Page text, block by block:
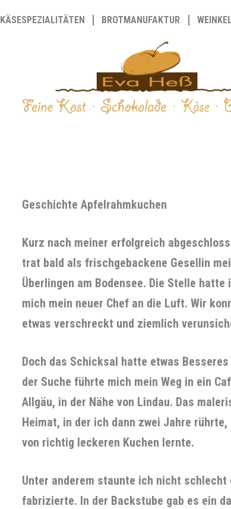
KÄSESPEZIALITÄTEN BROTMANUFAKTUR
Geschichte Apfelrahmkuchen
Kurz nach meiner erfolgreich
trat bald als frischgebackene Gesellin
Überlingen am Bodensee. Die Stelle
mich mein neuer Chef an die Luft. Wir
etwas verschreckt und ziemlich
Doch das Schicksal hatte etwas
der Suche führte mich mein Weg in ein
Allgäu, in der Nähe von Lindau. Das
Heimat, in der ich dann zwei Jahre
von richtig leckeren Kuchen lernte.
Unter anderem staunte ich nicht
fabrizierte. In der Backstube gab es ein